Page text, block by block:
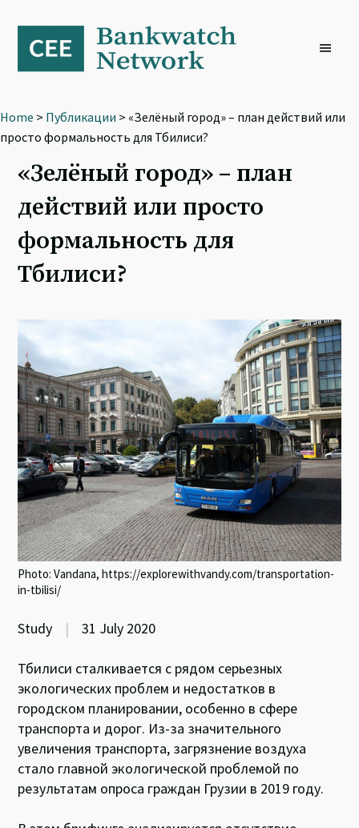
primary
navigation
content
footer
Home > Публикации > «Зелёный город» – план действий или
просто формальность для Тбилиси?
«Зелёный город» – план
действий или просто
формальность для
Тбилиси?
Photo: Vandana, https://explorewithvandy.com/transportation-
in-tbilisi/
Study | 31 July 2020
Тбилиси сталкивается с рядом серьезных
экологических проблем и недостатков в
городском планировании, особенно в сфере
транспорта и дорог. Из-за значительного
увеличения транспорта, загрязнение воздуха
стало главной экологической проблемой по
результатам опроса граждан Грузии в 2019 году.